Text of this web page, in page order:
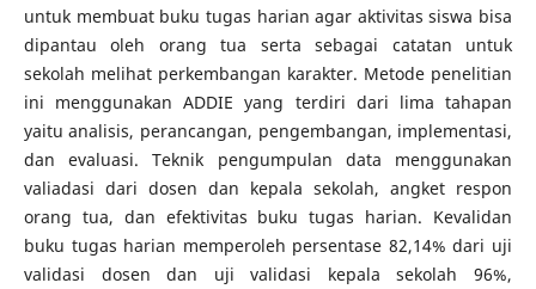
untuk membuat buku tugas harian agar aktivitas siswa bisa
dipantau oleh orang tua serta sebagai catatan untuk
sekolah melihat perkembangan karakter. Metode penelitian
ini menggunakan ADDIE yang terdiri dari lima tahapan
yaitu analisis, perancangan, pengembangan, implementasi,
dan evaluasi. Teknik pengumpulan data menggunakan
valiadasi dari dosen dan kepala sekolah, angket respon
orang tua, dan efektivitas buku tugas harian. Kevalidan
buku tugas harian memperoleh persentase 82,14% dari uji
validasi dosen dan uji validasi kepala sekolah 96%,